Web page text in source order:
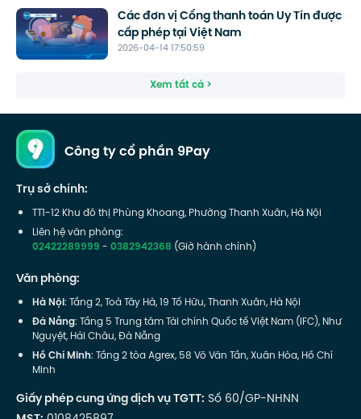
2026-04-14 17:50:59
Các đơn vị Cổng thanh toán Uy Tín được
cấp phép tại Việt Nam
Xem tất cả >
Công ty cổ phần 9Pay
Trụ sở chính:
TT1-12 Khu đô thị Phùng Khoang, Phường Thanh Xuân, Hà Nội
Liên hệ văn phòng:
02422289999-0382942368 (Giờ hành chính)
Văn phòng:
Hà Nội: Tầng 2, Toà Tây Hà, 19 Tố Hữu, Thanh Xuân, Hà Nội
Đà Nẵng: Tầng 5 Trung tâm Tài chính Quốc tế Việt Nam (IFC), Như
Nguyệt, Hải Châu, Đà Nẵng
Hồ Chí Minh: Tầng 2 tòa Agrex, 58 Võ Văn Tần, Xuân Hòa, Hồ Chí
Minh
Giấy phép cung ứng dịch vụ TGTT: Số 60/GP-NHNN